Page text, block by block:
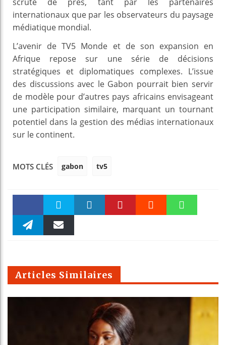
internationaux que par les observateurs du paysage
médiatique mondial.
L’avenir de TV5 Monde et de son expansion en
Afrique repose sur une série de décisions
stratégiques et diplomatiques complexes. L’issue
des discussions avec le Gabon pourrait bien servir
de modèle pour d’autres pays africains envisageant
une participation similaire, marquant un tournant
potentiel dans la gestion des médias internationaux
sur le continent.
MOTS CLÉS gabon tv5
Faceboo Twitter
m
Articles Similaires